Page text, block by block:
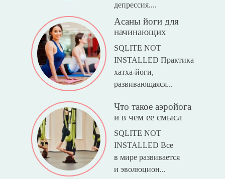
депрессия....
Асаны йоги для
начинающих
SQLITE NOT
INSTALLED Практика
хатха-йоги,
развивающаяся...
Что такое аэройога
и в чем ее смысл
SQLITE NOT
INSTALLED Все
в мире развивается
и эволюцион...